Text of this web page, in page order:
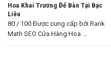
Hoa Khai Trương Để Bàn Tại Bạc
Liêu
80 / 100 Được cung cấp bởi Rank
Math SEO Cửa Hàng Hoa ...